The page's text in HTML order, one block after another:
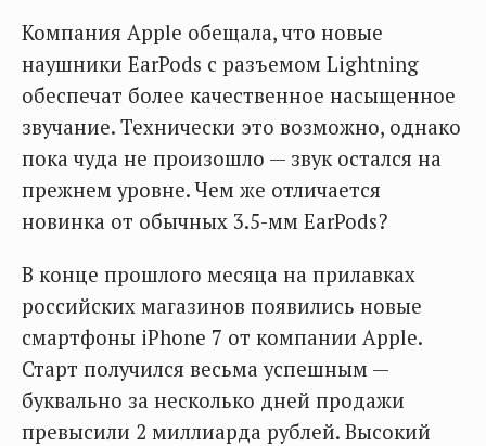
Компания Apple обещала, что новые
наушники EarPods с разъемом Lightning
обеспечат более качественное насыщенное
звучание. Технически это возможно, однако
пока чуда не произошло — звук остался на
прежнем уровне. Чем же отличается
новинка от обычных 3.5-мм EarPods?
В конце прошлого месяца на прилавках
российских магазинов появились новые
смартфоны iPhone 7 от компании Apple.
Старт получился весьма успешным —
буквально за несколько дней продажи
превысили 2 миллиарда рублей. Высокий